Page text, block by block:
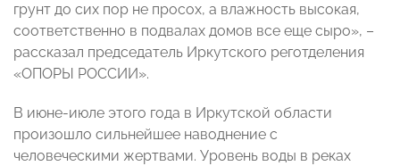
грунт до сих пор не просох, а влажность высокая,
соответственно в подвалах домов все еще сыро», –
рассказал председатель Иркутского реготделения
«ОПОРЫ РОССИИ».
В июне-июле этого года в Иркутской области
произошло сильнейшее наводнение с
человеческими жертвами. Уровень воды в реках